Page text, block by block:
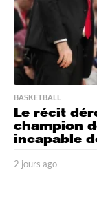
BASKETBALL
Le récit
champion
incapable
2 jours ago